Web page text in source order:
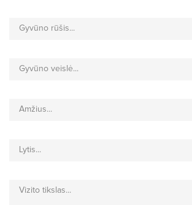
Gyvūno rūšis...
Gyvūno veislė...
Amžius...
Lytis...
Vizito tikslas...